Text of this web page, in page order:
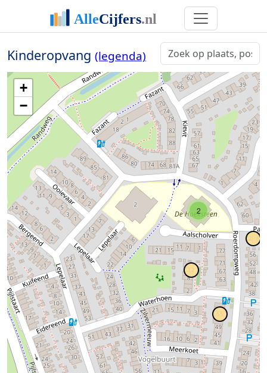
Kinderopvang (legenda)
2
+
−